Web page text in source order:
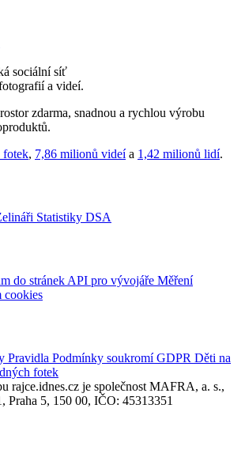
sociální síť
a videí.
zdarma, snadnou a rychlou výrobu
fotek, 7,86 milionů videía 1,42 milionů lidí.
Statistiky DSA
do stránek API pro vývojáře Měření
cookies
Pravidla Podmínky soukromíGDPR Děti na
fotek
rajce.idnes.cz je společnost MAFRA, a. s.,
Praha 5, 150 00, IČO: 45313351